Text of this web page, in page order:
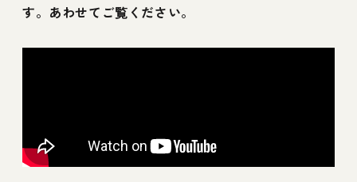
す。あわせてご覧ください。